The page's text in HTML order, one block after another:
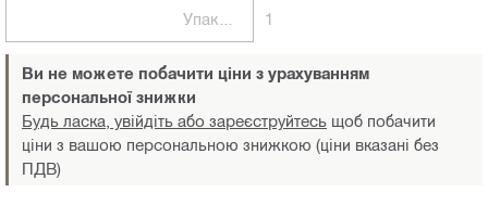
Упаковки 1
Ви не можете побачити ціни з урахуванням
персональної знижки
Будь ласка, увійдіть або зареєструйтесь щоб побачити
ціни з вашою персональною знижкою (ціни вказані без
ПДВ)